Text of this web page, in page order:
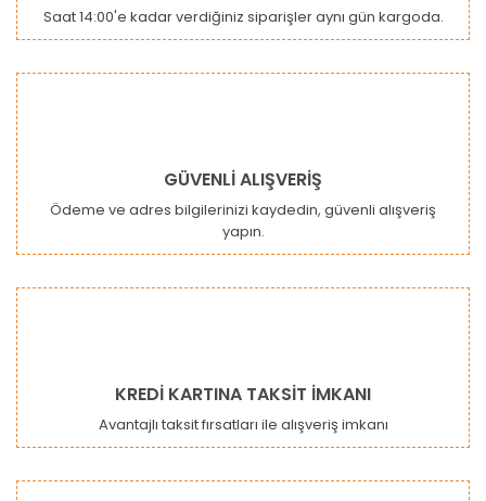
Saat 14:00'e kadar verdiğiniz siparişler aynı gün kargoda.
GÜVENLİ ALIŞVERİŞ
Ödeme ve adres bilgilerinizi kaydedin, güvenli alışveriş
yapın.
KREDİ KARTINA TAKSİT İMKANI
Avantajlı taksit fırsatları ile alışveriş imkanı